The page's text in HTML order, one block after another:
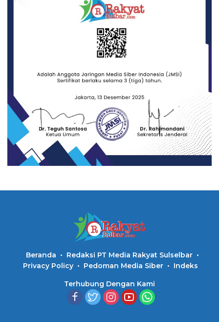
Beranda
Redaksi PT Media Rakyat Sulselbar
Privacy Policy
Pedoman Media Siber Indeks
Terhubung Dengan Kami